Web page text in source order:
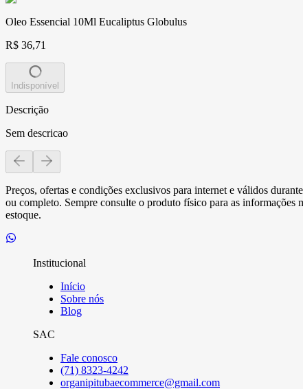
Oleo Essencial 10Ml Eucaliptus Globulus
R$ 36,71
Indisponível
Descrição
Sem descricao
Preços, ofertas e condições exclusivos para internet e válidos
ou completo. Sempre consulte o produto físico para as
estoque.
Institucional
Início
Sobre nós
Blog
SAC
Fale conosco
(71) 8323-4242
organipitubaecommerce@gmail.com